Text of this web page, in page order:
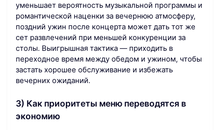
уменьшает вероятность музыкальной программы и
романтической наценки за вечернюю атмосферу,
поздний ужин после концерта может дать тот же
сет развлечений при меньшей конкуренции за
столы. Выигрышная тактика — приходить в
переходное время между обедом и ужином, чтобы
застать хорошее обслуживание и избежать
вечерних ожиданий.
3) Как приоритеты меню переводятся в
экономию